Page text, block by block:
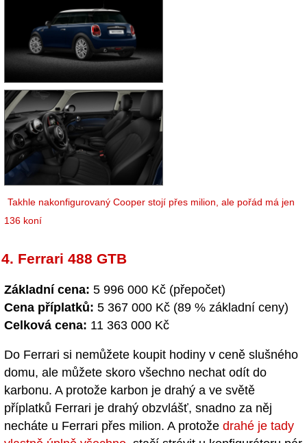
Takhle nakonfigurovaný Cooper stojí přes milion, ale pořád má jen
136 koní
4. Ferrari 488 GTB
Základní cena: 5 996 000 Kč (přepočet)
Cena příplatků: 5 367 000 Kč (89 % základní ceny)
Celková cena: 11 363 000 Kč
Do Ferrari si nemůžete koupit hodiny v ceně slušného
domu, ale můžete skoro všechno nechat odít do
karbonu. A protože karbon je drahý a ve světě
příplatků Ferrari je drahý obzvlášť, snadno za něj
necháte u Ferrari přes milion. A protože drahé je tady